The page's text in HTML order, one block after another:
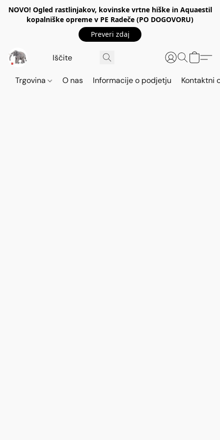
NOVO! Ogled rastlinjakov, kovinske vrtne hiške in Aquaestil
kopalniške opreme v PE Radeče (PO DOGOVORU)
Preveri zdaj
Trgovina O nas Informacije o podjetju Kontaktni